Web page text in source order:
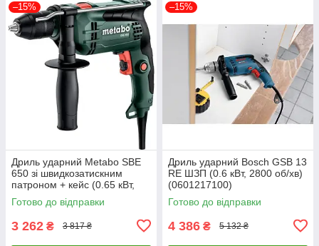
–15%
Дриль ударний Metabo SBE
650 зі швидкозатискним
патроном + кейс (0.65 кВт,
2800 об/хв) (600742500)
Готово до відправки
3 262 ₴ 3 817 ₴
–15%
Дриль ударний Bosch GSB 13
RE ШЗП (0.6 кВт, 2800 об/хв)
(0601217100)
Готово до відправки
4 386 ₴ 5 132 ₴